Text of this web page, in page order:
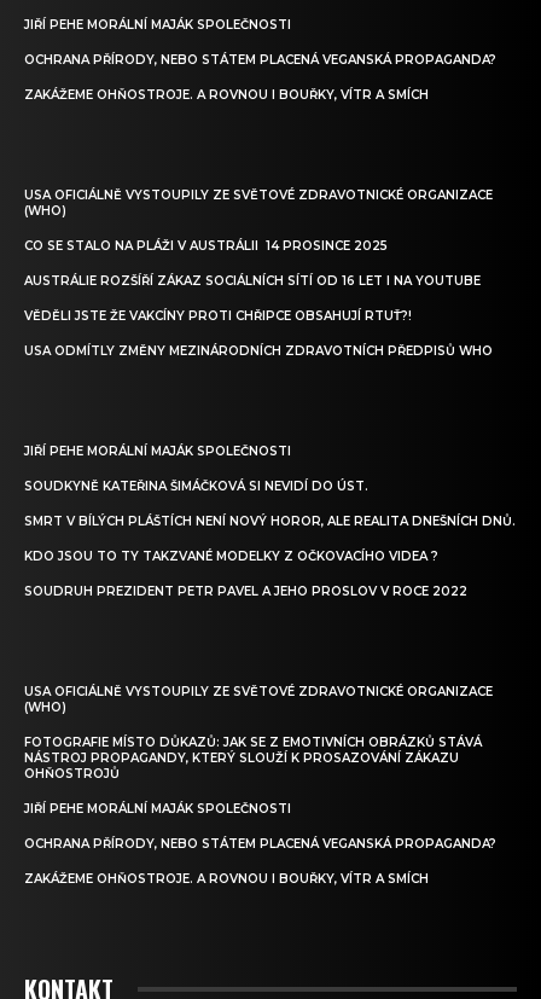
JIŘÍ PEHE MORÁLNÍ MAJÁK SPOLEČNOSTI
OCHRANA PŘÍRODY, NEBO STÁTEM PLACENÁ VEGANSKÁ PROPAGANDA?
ZAKÁŽEME OHŇOSTROJE. A ROVNOU I BOUŘKY, VÍTR A SMÍCH
USA OFICIÁLNĚ VYSTOUPILY ZE SVĚTOVÉ ZDRAVOTNICKÉ ORGANIZACE
(WHO)
CO SE STALO NA PLÁŽI V AUSTRÁLII 14 PROSINCE 2025
AUSTRÁLIE ROZŠÍŘÍ ZÁKAZ SOCIÁLNÍCH SÍTÍ OD 16 LET I NA YOUTUBE
VĚDĚLI JSTE ŽE VAKCÍNY PROTI CHŘIPCE OBSAHUJÍ RTUŤ?!
USA ODMÍTLY ZMĚNY MEZINÁRODNÍCH ZDRAVOTNÍCH PŘEDPISŮ WHO
JIŘÍ PEHE MORÁLNÍ MAJÁK SPOLEČNOSTI
SOUDKYNĚ KATEŘINA ŠIMÁČKOVÁ SI NEVIDÍ DO ÚST.
SMRT V BÍLÝCH PLÁŠTÍCH NENÍ NOVÝ HOROR, ALE REALITA DNEŠNÍCH DNŮ.
KDO JSOU TO TY TAKZVANÉ MODELKY Z OČKOVACÍHO VIDEA ?
SOUDRUH PREZIDENT PETR PAVEL A JEHO PROSLOV V ROCE 2022
USA OFICIÁLNĚ VYSTOUPILY ZE SVĚTOVÉ ZDRAVOTNICKÉ ORGANIZACE
(WHO)
FOTOGRAFIE MÍSTO DŮKAZŮ: JAK SE Z EMOTIVNÍCH OBRÁZKŮ STÁVÁ
NÁSTROJ PROPAGANDY, KTERÝ SLOUŽÍ K PROSAZOVÁNÍ ZÁKAZU
OHŇOSTROJŮ
JIŘÍ PEHE MORÁLNÍ MAJÁK SPOLEČNOSTI
OCHRANA PŘÍRODY, NEBO STÁTEM PLACENÁ VEGANSKÁ PROPAGANDA?
ZAKÁŽEME OHŇOSTROJE. A ROVNOU I BOUŘKY, VÍTR A SMÍCH
KONTAKT